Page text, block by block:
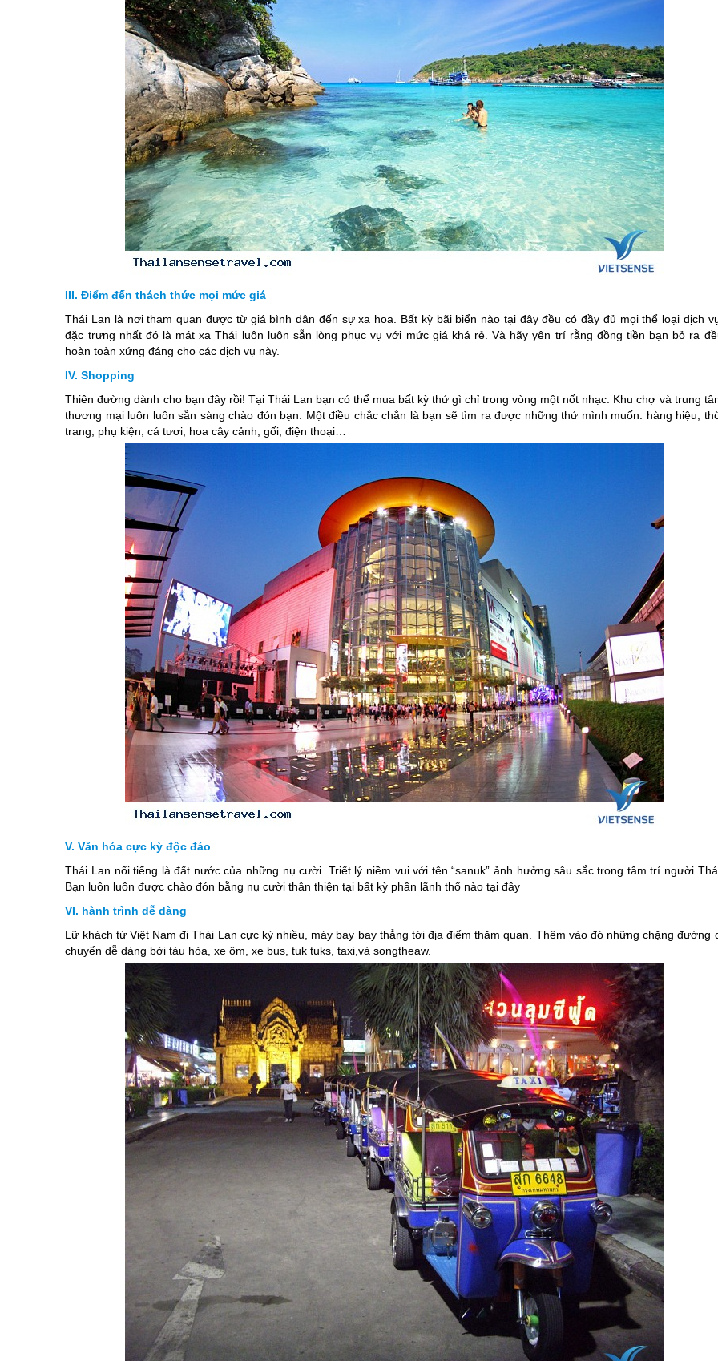
Điểm đến thách thức mọi mức giá
Thái Lan là nơi tham quan được từ giá bình dân đến sự xa hoa. Bất kỳ bãi biển nào tại đây đều có đầy đủ mọi thể loại dịch
đặc trưng nhất đó là mát xa Thái luôn luôn sẵn lòng phục vụ với mức giá khá rẻ. Và hãy yên trí rằng đồng tiền bạn bỏ ra
hoàn toàn xứng đáng cho các dịch vụ này.
Shopping
Thiên đường dành cho bạn đây rồi! Tại Thái Lan bạn có thể mua bất kỳ thứ gì chỉ trong vòng một nốt nhạc. Khu chợ và trung
thương mại luôn luôn sẵn sàng chào đón bạn. Một điều chắc chắn là bạn sẽ tìm ra được những thứ mình muốn: hàng hiệu,
trang, phụ kiện, cá tươi, hoa cây cảnh, gối, điện thoại…
Văn hóa cực kỳ độc đáo
Thái Lan nổi tiếng là đất nước của những nụ cười. Triết lý niềm vui với tên “sanuk” ảnh hưởng sâu sắc trong tâm trí người
Bạn luôn luôn được chào đón bằng nụ cười thân thiện tại bất kỳ phần lãnh thổ nào tại đây
hành trình dễ dàng
Lữ khách từ Việt Nam điThái Lan cực kỳ nhiều, máy bay bay thẳng tới địa điểm thăm quan. Thêm vào đó những chặng đường
chuyển dễ dàng bởi tàu hỏa, xe ôm, xe bus, tuk tuks, taxi,và songtheaw.